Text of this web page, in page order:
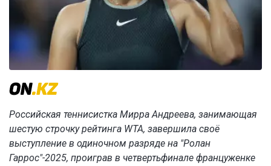
Российская теннисистка Мирра Андреева, занимающая
шестую строчку рейтинга WTA, завершила своё
выступление в одиночном разряде на "Ролан
Гаррос"-2025, проиграв в четвертьфинале француженке